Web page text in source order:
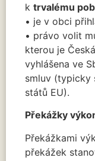
k trvalému
• je v obci
• právo volit
kterou je
vyhlášena ve
smluv (typicky
států EU).
Překážky
Překážkami
překážek